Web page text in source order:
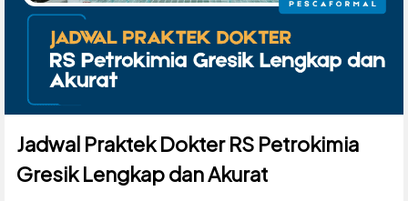
Jadwal Praktek Dokter RS Petrokimia
Gresik Lengkap dan Akurat